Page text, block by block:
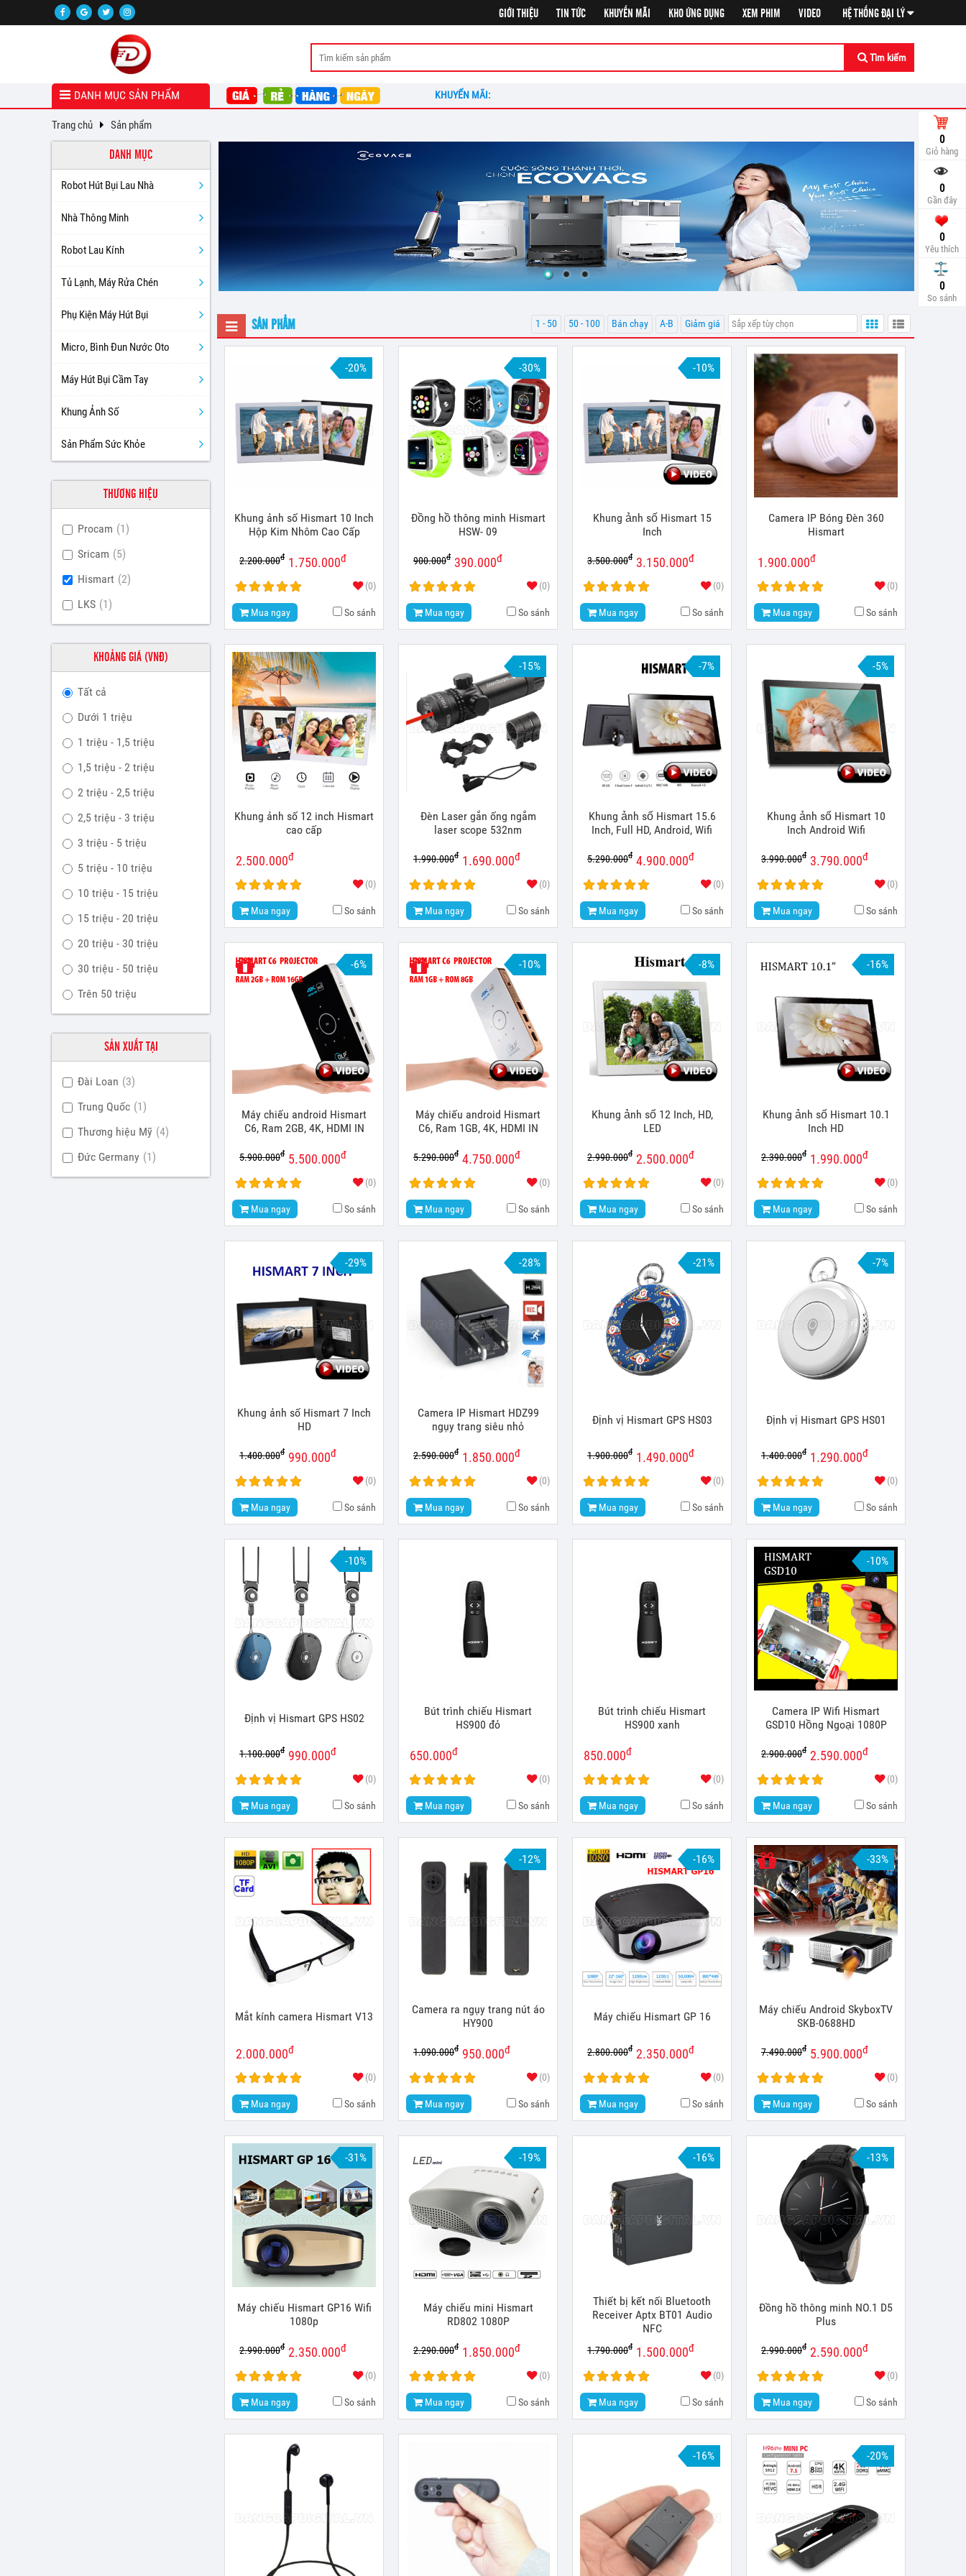
GIỚI THIỆU TIN TỨC KHUYẾN MÃI KHO ỨNG DỤNG XEM PHIM VIDEO HỆ THỐNG ĐẠI LÝ
Tìm kiếm
DANH MỤC SẢN PHẨM KHUYẾN MÃI:
0
Giỏ hàng
0
Gần đây
0
Yêu thích
0
So sánh
So
Trang chủ Sản phẩm
DANH MỤC
Robot Hút Bụi Lau Nhà
Nhà Thông Minh
Robot Lau Kính
Tủ Lạnh, Máy Rửa Chén
Phụ Kiện Máy Hút Bụi
Micro, Bình Đun Nước Oto
Máy Hút Bụi Cầm Tay
Khung Ảnh Số
Sản Phẩm Sức Khỏe
THƯƠNG HIỆU
Procam (1)
Sricam (5)
Hismart (2)
LKS (1)
KHOẢNG GIÁ (VNĐ)
Tất cả
Dưới 1 triệu
1 triệu - 1,5 triệu
1,5 triệu - 2 triệu
2 triệu - 2,5 triệu
2,5 triệu - 3 triệu
3 triệu - 5 triệu
5 triệu - 10 triệu
10 triệu - 15 triệu
15 triệu - 20 triệu
20 triệu - 30 triệu
30 triệu - 50 triệu
Trên 50 triệu
SẢN XUẤT TẠI
Đài Loan (3)
Trung Quốc (1)
Thương hiệu Mỹ (4)
Đức Germany (1)
SẢN PHẨM 1 - 50 50 - 100 Bán chạy A-B Giảm giá
-20%
Khung ảnh số Hismart 10 Inch
Hộp Kim Nhôm Cao Cấp
1.750.000đ
2.200.000đ
(0)
Mua ngay So sánh
-30%
Đồng hồ thông minh Hismart
HSW- 09
390.000đ
900.000đ
(0)
Mua ngay So sánh
-10%
Khung ảnh số Hismart 15
Inch
3.150.000đ
3.500.000đ
(0)
Mua ngay So sánh
Camera IP Bóng Đèn 360
Hismart
1.900.000đ
(0)
Mua ngay So sánh
Khung ảnh số 12 inch Hismart
cao cấp
2.500.000đ
(0)
Mua ngay So sánh
-15%
Đèn Laser gắn ống ngắm
laser scope 532nm
1.690.000đ
1.990.000đ
(0)
Mua ngay So sánh
-7%
Khung ảnh số Hismart 15.6
Inch, Full HD, Android, Wifi
4.900.000đ
5.290.000đ
(0)
Mua ngay So sánh
-5%
Khung ảnh số Hismart 10
Inch Android Wifi
3.790.000đ
3.990.000đ
(0)
Mua ngay So sánh
-6%
Máy chiếu android Hismart
C6, Ram 2GB, 4K, HDMI IN
5.500.000đ
5.900.000đ
(0)
Mua ngay So sánh
-10%
Máy chiếu android Hismart
C6, Ram 1GB, 4K, HDMI IN
4.750.000đ
5.290.000đ
(0)
Mua ngay So sánh
-8%
Khung ảnh số 12 Inch, HD,
LED
2.500.000đ
2.990.000đ
(0)
Mua ngay So sánh
-16%
Khung ảnh số Hismart 10.1
Inch HD
1.990.000đ
2.390.000đ
(0)
Mua ngay So sánh
-29%
Khung ảnh số Hismart 7 Inch
HD
990.000đ
1.400.000đ
(0)
Mua ngay So sánh
-28%
Camera IP Hismart HDZ99
ngụy trang siêu nhỏ
1.850.000đ
2.590.000đ
(0)
Mua ngay So sánh
-21%
Định vị Hismart GPS HS03
1.490.000đ
1.900.000đ
(0)
Mua ngay So sánh
-7%
Định vị Hismart GPS HS01
1.290.000đ
1.400.000đ
(0)
Mua ngay So sánh
-10%
Định vị Hismart GPS HS02
990.000đ
1.100.000đ
(0)
Mua ngay So sánh
Bút trình chiếu Hismart
HS900 đỏ
650.000đ
(0)
Mua ngay So sánh
Bút trình chiếu Hismart
HS900 xanh
850.000đ
(0)
Mua ngay So sánh
-10%
Camera IP Wifi Hismart
GSD10 Hồng Ngoại 1080P
2.590.000đ
2.900.000đ
(0)
Mua ngay So sánh
Mắt kính camera Hismart V13
2.000.000đ
(0)
Mua ngay So sánh
-12%
Camera ra ngụy trang nút áo
HY900
950.000đ
1.090.000đ
(0)
Mua ngay So sánh
-16%
Máy chiếu Hismart GP 16
2.350.000đ
2.800.000đ
(0)
Mua ngay So sánh
-33%
Máy chiếu Android SkyboxTV
SKB-0688HD
5.900.000đ
7.490.000đ
(0)
Mua ngay So sánh
-31%
Máy chiếu Hismart GP16 Wifi
1080p
2.350.000đ
2.990.000đ
(0)
Mua ngay So sánh
-19%
Máy chiếu mini Hismart
RD802 1080P
1.850.000đ
2.290.000đ
(0)
Mua ngay So sánh
-16%
Thiết bị kết nối Bluetooth
Receiver Aptx BT01 Audio
NFC
1.500.000đ
1.790.000đ
(0)
Mua ngay So sánh
-13%
Đồng hồ thông minh NO.1 D5
Plus
2.590.000đ
2.990.000đ
(0)
Mua ngay So sánh
-16% -20%